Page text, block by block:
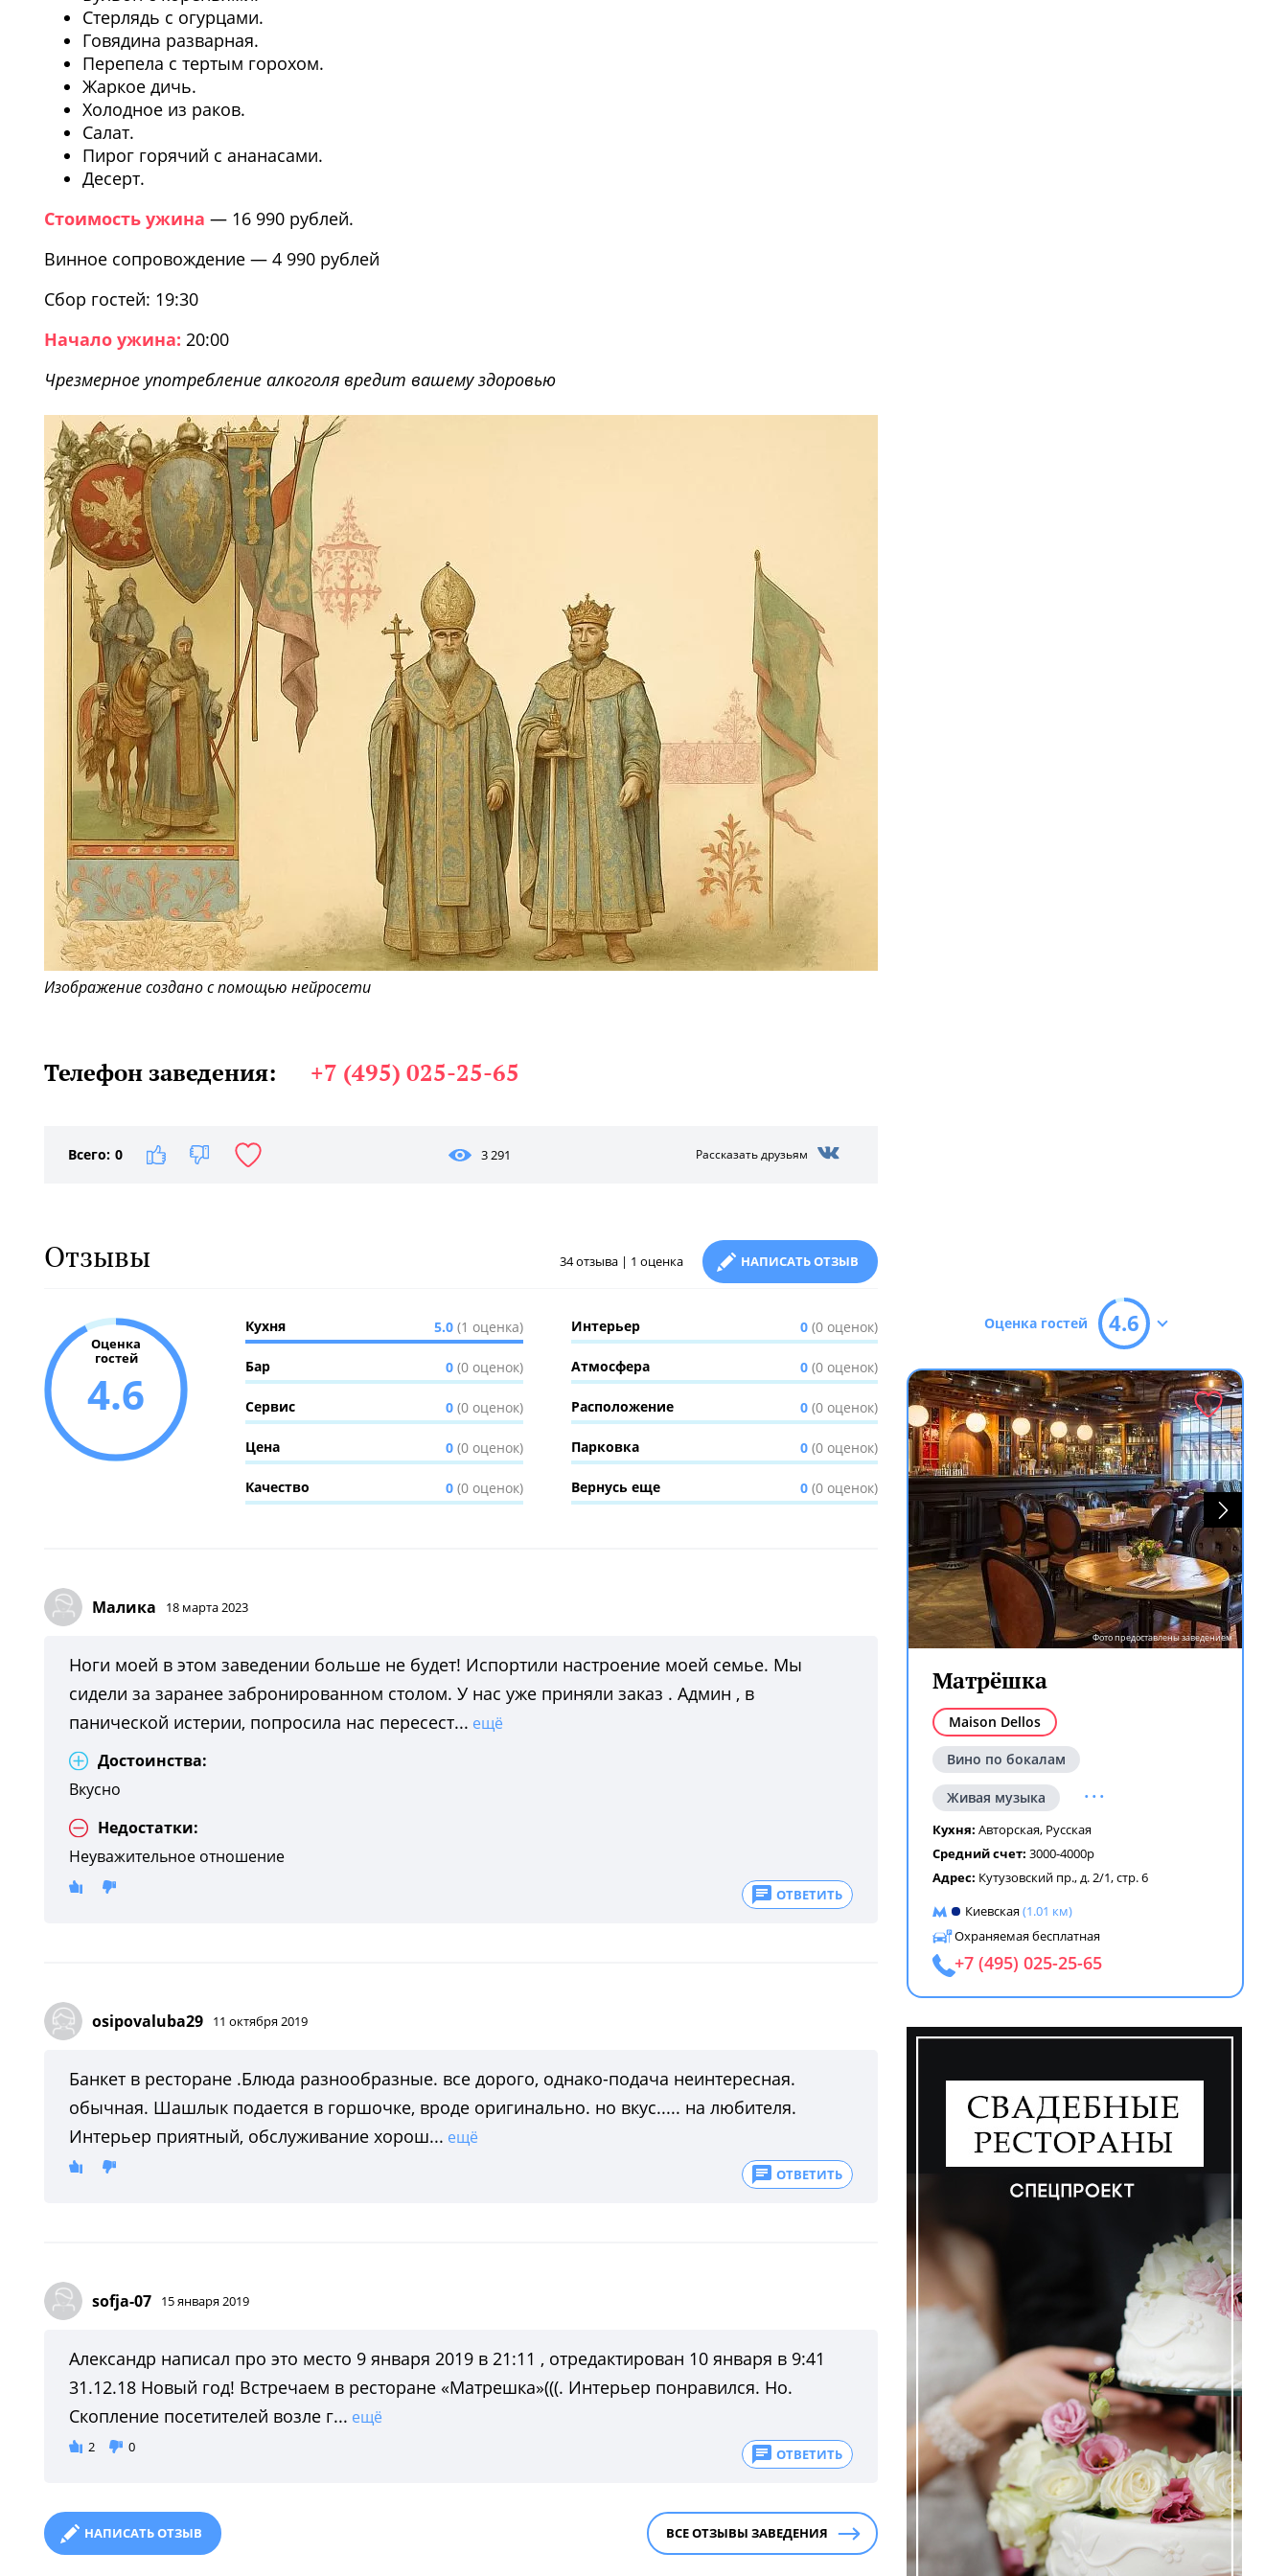
Стерлядь с огурцами.
Говядина разварная.
Перепела с тертым горохом.
Жаркое дичь.
Холодное из раков.
Салат.
Пирог горячий с ананасами.
Десерт.
Стоимость ужина — 16 990 рублей.
Винное сопровождение — 4 990 рублей
Сбор гостей: 19:30
Начало ужина: 20:00
Чрезмерное употребление алкоголя вредит вашему здоровью
Изображение создано с помощью нейросети
Телефон заведения: +7 (495) 025-25-65
Всего: 0 3 291 Рассказать друзьям
Отзывы 34 отзыва | 1 оценка НАПИСАТЬ ОТЗЫВ
Оценка
гостей
4.6
Кухня 5.0 (1 оценка)
Бар 0 (0 оценок)
Сервис 0 (0 оценок)
Цена 0 (0 оценок)
Качество 0 (0 оценок)
Интерьер 0 (0 оценок)
Атмосфера 0 (0 оценок)
Расположение 0 (0 оценок)
Парковка 0 (0 оценок)
Вернусь еще 0 (0 оценок)
Малика 18 марта 2023
Ноги моей в этом заведении больше не будет! Испортили настроение моей семье. Мы
сидели за заранее забронированном столом. У нас уже приняли заказ . Админ , в
панической истерии, попросила нас пересест... ещё
Достоинства:
Вкусно
Недостатки:
Неуважительное отношение
ОТВЕТИТЬ
osipovaluba29 11 октября 2019
Банкет в ресторане .Блюда разнообразные. все дорого, однако-подача неинтересная.
обычная. Шашлык подается в горшочке, вроде оригинально. но вкус..... на любителя.
Интерьер приятный, обслуживание хорош... ещё
ОТВЕТИТЬ
sofja-07 15 января 2019
Александр написал про это место 9 января 2019 в 21:11 , отредактирован 10 января в 9:41
31.12.18 Новый год! Встречаем в ресторане «Матрешка»(((. Интерьер понравился. Но.
Скопление посетителей возле г... ещё
2 0 ОТВЕТИТЬ
НАПИСАТЬ ОТЗЫВ ВСЕ ОТЗЫВЫ ЗАВЕДЕНИЯ
Оценка гостей 4.6
Фото предоставлены заведением
Матрёшка
Maison Dellos
Вино по бокалам
Живая музыка ...
Кухня: Авторская, Русская
Средний счет: 3000-4000р
Адрес: Кутузовский пр., д. 2/1, стр. 6
Киевская(1.01 км)
Охраняемая бесплатная
+7 (495) 025-25-65